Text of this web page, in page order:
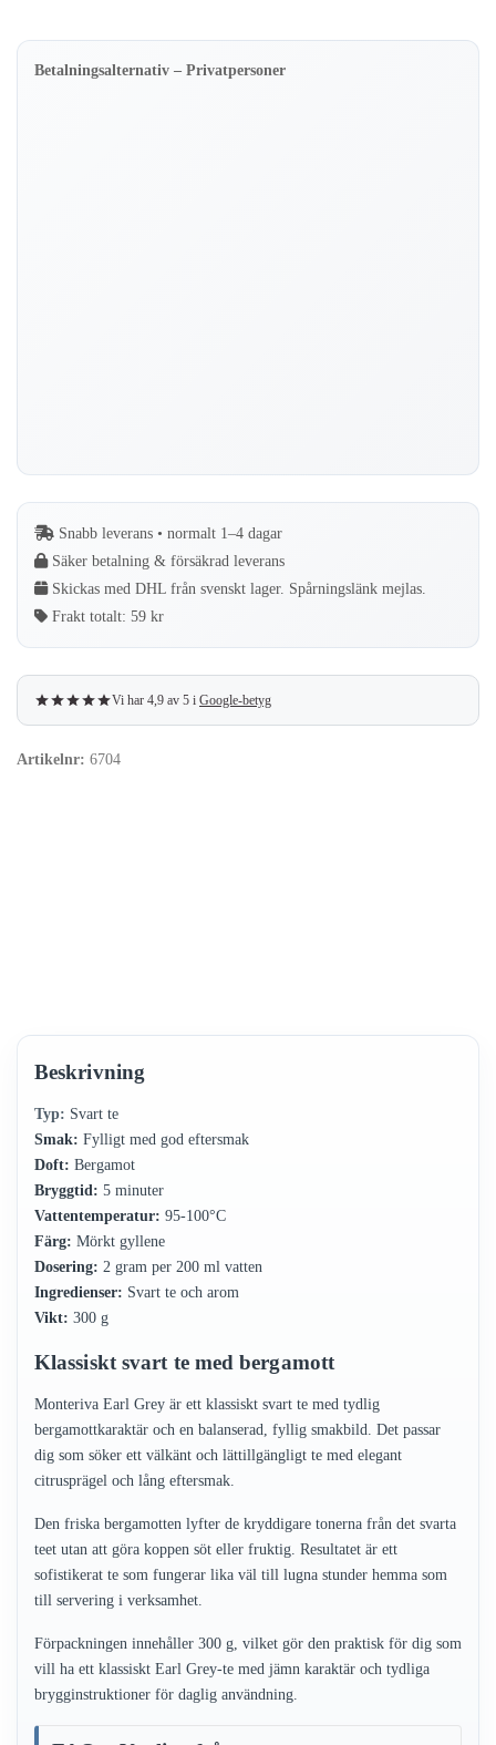
Betalningsalternativ – Privatpersoner
Snabb leverans • normalt 1–4 dagar
Säker betalning & försäkrad leverans
Skickas med DHL från svenskt lager. Spårningslänk mejlas.
Frakt totalt: 59 kr
Vi har 4,9 av 5 i Google-betyg
Artikelnr: 6704
Beskrivning
Typ: Svart te
Smak: Fylligt med god eftersmak
Doft: Bergamot
Bryggtid: 5 minuter
Vattentemperatur: 95-100°C
Färg: Mörkt gyllene
Dosering: 2 gram per 200 ml vatten
Ingredienser: Svart te och arom
Vikt: 300 g
Klassiskt svart te med bergamott
Monteriva Earl Grey är ett klassiskt svart te med tydlig
bergamottkaraktär och en balanserad, fyllig smakbild. Det passar
dig som söker ett välkänt och lättillgängligt te med elegant
citrusprägel och lång eftersmak.
Den friska bergamotten lyfter de kryddigare tonerna från det svarta
teet utan att göra koppen söt eller fruktig. Resultatet är ett
sofistikerat te som fungerar lika väl till lugna stunder hemma som
till servering i verksamhet.
Förpackningen innehåller 300 g, vilket gör den praktisk för dig som
vill ha ett klassiskt Earl Grey-te med jämn karaktär och tydliga
brygginstruktioner för daglig användning.